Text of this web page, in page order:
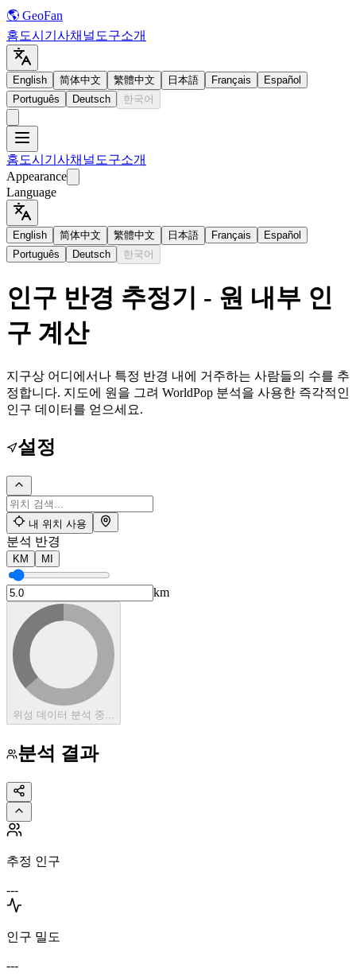
🌎 GeoFan
홈도시 기사채널 도구소개
English 简体中文 繁體中文 日本語 Français
Español
Português
Deutsch 한국어
홈도시 기사채널 도구소개
Appearance
Language
English 简体中文 繁體中文 日本語 Français
Español
Português
Deutsch 한국어
인구 반경 추정기 - 원 내부 인
구 계산
지구상 어디에서나 특정 반경 내에 거주하는 사람들의 수를 추
정합니다. 지도에 원을 그려 WorldPop 분석을 사용한 즉각적인
인구 데이터를 얻으세요.
설정
내 위치 사용
분석 반경
KM MI
km
위성 데이터 분석 중...
분석 결과
추정 인구
---
인구 밀도
---